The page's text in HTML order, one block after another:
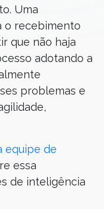
Uma
o recebimento
que não haja
adotando a
problemas e
equipe de
essa
de inteligência